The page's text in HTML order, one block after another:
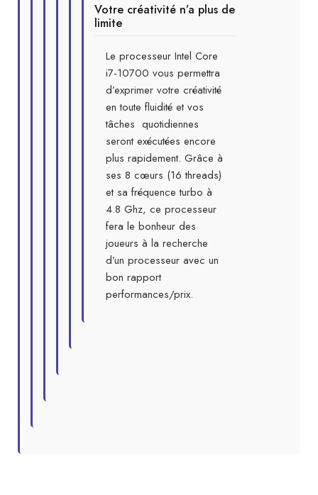
Votre créativité n’a plus de
limite
Le processeur Intel Core
i7-10700 vous permettra
d’exprimer votre créativité
en toute fluidité et vos
tâches quotidiennes
seront exécutées encore
plus rapidement. Grâce à
ses 8 cœurs (16 threads)
et sa fréquence turbo à
4.8 Ghz, ce processeur
fera le bonheur des
joueurs à la recherche
d’un processeur avec un
bon rapport
performances/prix.